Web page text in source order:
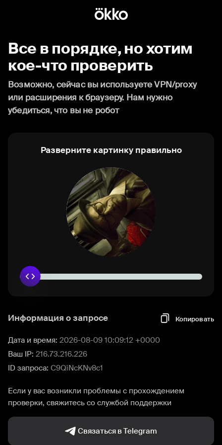
Все в порядке, но хотим
кое-что проверить
Возможно, сейчас вы используете VPN/proxy
или расширения к браузеру. Нам нужно
убедиться, что вы не робот
Разверните картинку правильно
Информация о запросе Копировать
Дата и время: 2026-08-09 10:09:12 +0000
Ваш IP: 216.73.216.226
ID запроса: C9QiNcKNv8c1
Если у вас возникли проблемы с прохождением
проверки, свяжитесь со службой поддержки
Связаться в Telegram